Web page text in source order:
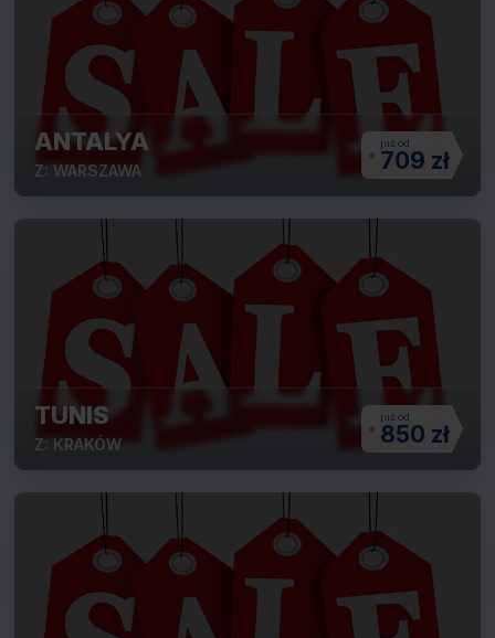
ANTALYA
Z: WARSZAWA 709 zł
TUNIS
Z: KRAKÓW 850 zł